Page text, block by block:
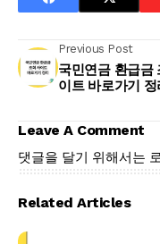
Previous Post
국민연금 환급금
이트 바로가기 정
Leave A Comment
댓글을 달기 위해서는
Related Articles